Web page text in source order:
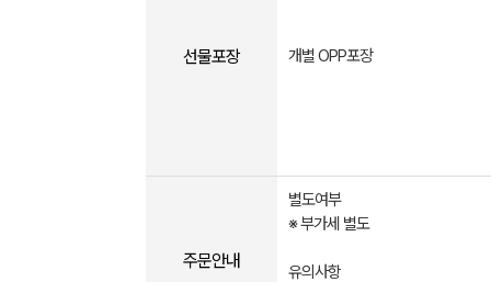
선물포장 개별 OPP포장
주문안내
별도여부
※ 부가세 별도​​​
유의사항